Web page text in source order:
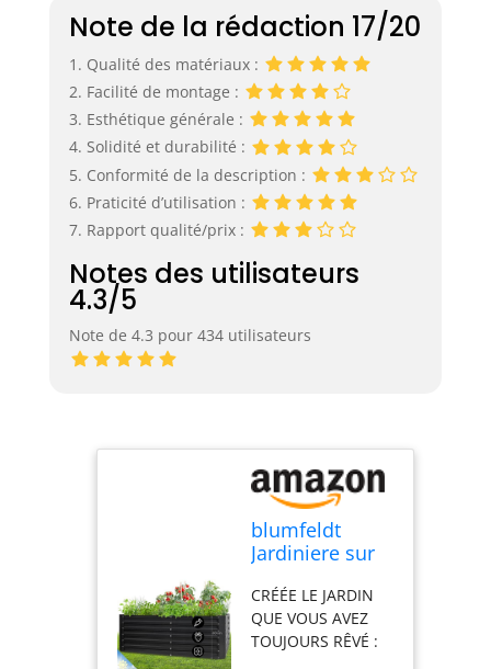
Note de la rédaction 17/20
1. Qualité des matériaux :
2. Facilité de montage :
3. Esthétique générale :
4. Solidité et durabilité :
5. Conformité de la description :
6. Praticité d’utilisation :
7. Rapport qualité/prix :
Notes des utilisateurs
4.3/5
Note de 4.3 pour 434 utilisateurs
blumfeldt
Jardiniere sur
Potager sur
Pied Jardinage
Extérieur,
CRÉÉE LE JARDIN
QUE VOUS AVEZ
TOUJOURS RÊVÉ :